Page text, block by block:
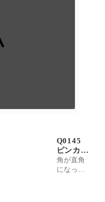
Q0145
ピンカド
(ピン
角、ぴん
角が直角
になって